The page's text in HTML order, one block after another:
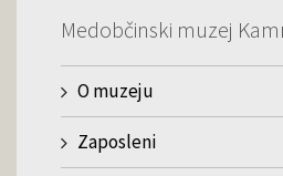
Medobčinski muzej
O muzeju
Zaposleni